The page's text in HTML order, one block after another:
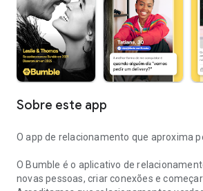
Sobre este app
O app de relacionamento que aproxima
O Bumble é o aplicativo de
novas pessoas, criar conexões e